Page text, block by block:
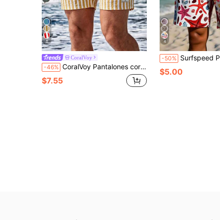
6
CoralVoy
-46% CoralVoy Pantalones cortos de playa casuales con rayas y cintura con cordón para hombre, vacaciones
$7.55
4
-50% Surfspeed Pantalones cortos de playa para hombre con estampado integral,
$5.00